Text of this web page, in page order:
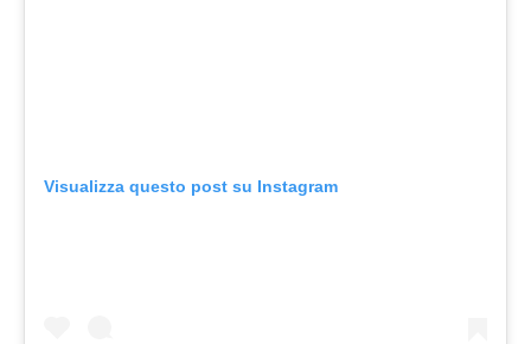
Visualizza questo post su Instagram